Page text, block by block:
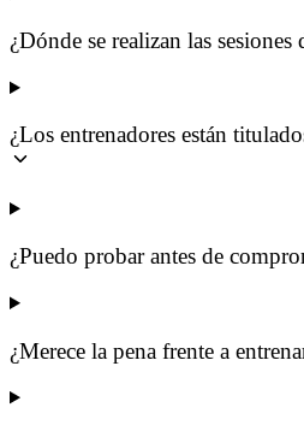
¿Dónde se realizan las sesiones
¿Los entrenadores están
¿Puedo probar antes de
¿Merece la pena frente a